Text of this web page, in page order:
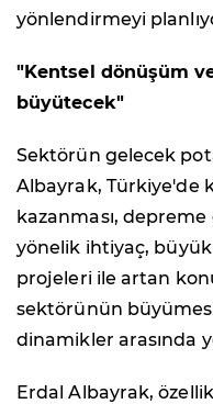
yönlendirmeyi
"Kentsel dönüşüm
büyütecek"
Sektörün gelecek
Albayrak, Türkiye'de
kazanması, depreme
yönelik ihtiyaç, büyük
projeleri ile artan
sektörünün
dinamikler arasında
Erdal Albayrak,